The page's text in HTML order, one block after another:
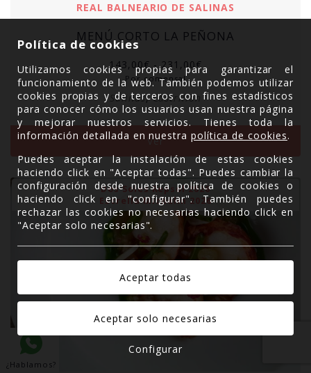
REAL BALNEARIO DE SALINAS
MENÚ CORTO LA PEÑONA
143,00€ - 231,00€
de
precios:
desde
143,00€
hasta
231,00€
Por comensal
Salinas,Castrillón
Ver
Dos Soles Repsol 2026
Estrella Michelin 2026
Política de cookies
Utilizamos cookies propias para garantizar el
funcionamiento de la web. También podemos utilizar
cookies propias y de terceros con fines estadísticos
para conocer cómo los usuarios usan nuestra página
y mejorar nuestros servicios. Tienes toda la
información detallada en nuestrapolítica de cookies.
Puedes aceptar la instalación de estas cookies
haciendo click en "Aceptar todas". Puedes cambiar la
configuración desde nuestra política de cookies o
haciendo click en "configurar". También puedes
rechazar las cookies no necesarias haciendo click en
"Aceptar solo necesarias".
Configurar
¿Hablamos?